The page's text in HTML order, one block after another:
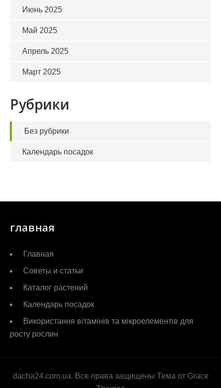
Июнь 2025
Май 2025
Апрель 2025
Март 2025
Рубрики
Без рубрики
Календарь посадок
главная
Главная
Советы и статьи
Каталог растений
Календарь посадок
Використання вітамінів та мікроелементів для
росту рослин
dacha24.com.ua. Все права защищены Тема от Grace